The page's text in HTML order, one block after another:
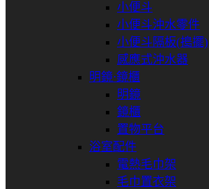
小便斗
小便斗沖水零件
小便斗隔板(搗擺)
感應式沖水器
明鏡⋅鏡櫃
明鏡
鏡櫃
置物平台
浴室配件
電熱毛巾架
毛巾置衣架